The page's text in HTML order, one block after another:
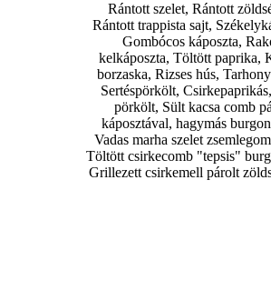
Rántott szelet, Rántott
Rántott trappista sajt,
Gombócos káposzta,
kelkáposzta, Töltött paprika,
borzaska, Rizses hús,
Sertéspörkölt,
pörkölt, Sült kacsa comb
káposztával, hagymás
Vadas marha szelet
Töltött csirkecomb "tepsis"
Grillezett csirkemell párolt